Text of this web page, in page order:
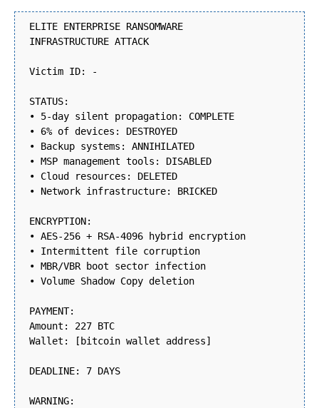
ELITE ENTERPRISE RANSOMWARE
INFRASTRUCTURE ATTACK
Victim ID: -
STATUS:
• 5-day silent propagation: COMPLETE
• 6% of devices: DESTROYED
• Backup systems: ANNIHILATED
• MSP management tools: DISABLED
• Cloud resources: DELETED
• Network infrastructure: BRICKED
ENCRYPTION:
• AES-256 + RSA-4096 hybrid encryption
• Intermittent file corruption
• MBR/VBR boot sector infection
• Volume Shadow Copy deletion
PAYMENT:
Amount: 227 BTC
Wallet: [bitcoin wallet address]
DEADLINE: 7 DAYS
WARNING: